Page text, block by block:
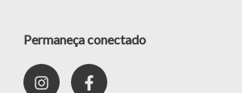
Permaneça conectado